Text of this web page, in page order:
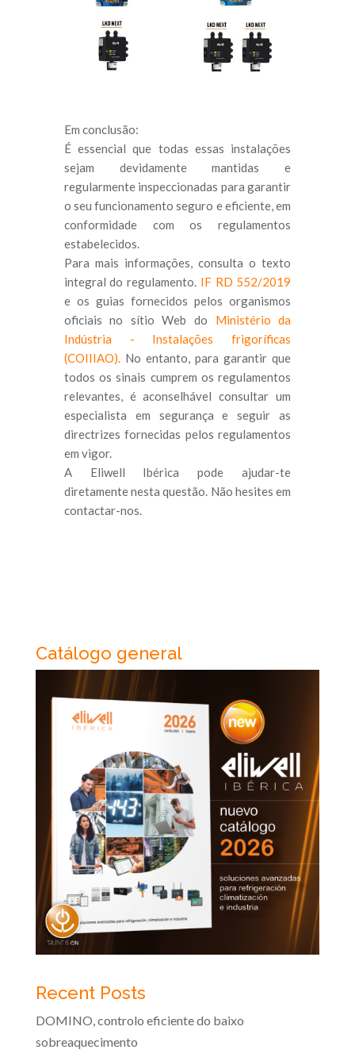
Em conclusão:
É essencial que todas essas instalações
sejam devidamente mantidas e
regularmente inspeccionadas para garantir
o seu funcionamento seguro e eficiente, em
conformidade com os regulamentos
estabelecidos.
Para mais informações, consulta o texto
integral do regulamento. IF RD 552/2019
e os guias fornecidos pelos organismos
oficiais no sítio Web do Ministério da
Indústria - Instalações frigoríficas
(COIIIAO).No entanto, para garantir que
todos os sinais cumprem os regulamentos
relevantes, é aconselhável consultar um
especialista em segurança e seguir as
directrizes fornecidas pelos regulamentos
em vigor.
A Eliwell Ibérica pode ajudar-te
diretamente nesta questão. Não hesites em
contactar-nos.
Catálogo general
Recent Posts
DOMINO, controlo eficiente do baixo
sobreaquecimento